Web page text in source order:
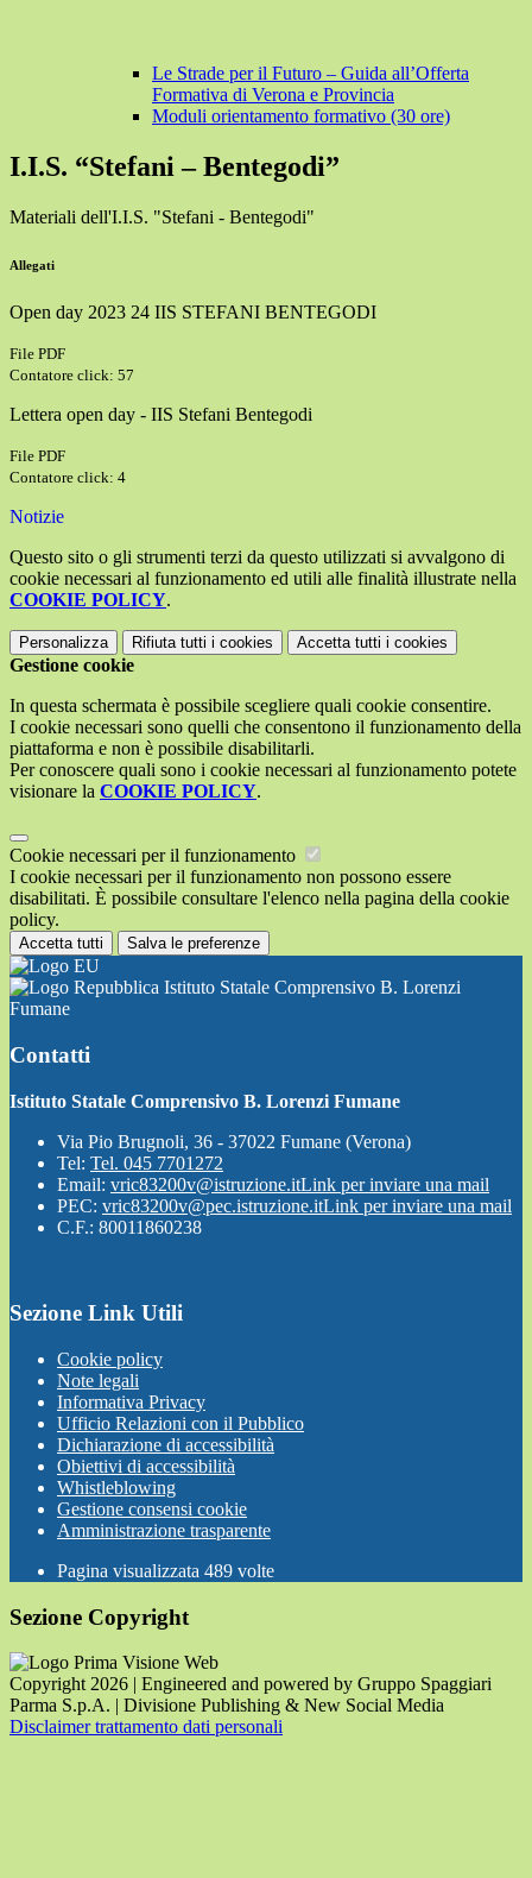
Le Strade per il Futuro – Guida all’Offerta
Formativa di Verona e Provincia
Moduli orientamento formativo (30 ore)
I.I.S. “Stefani – Bentegodi”
Materiali dell'I.I.S. "Stefani - Bentegodi"
Allegati
Open day 2023 24 IIS STEFANI BENTEGODI
File PDF
Contatore click: 57
Lettera open day - IIS Stefani Bentegodi
File PDF
Contatore click: 4
Notizie
Questo sito o gli strumenti terzi da questo utilizzati si avvalgono di
cookie necessari al funzionamento ed utili alle finalità illustrate nella
COOKIE POLICY.
Personalizza Rifiuta tutti i cookies Accetta tutti i cookies
Gestione cookie
In questa schermata è possibile scegliere quali cookie consentire.
I cookie necessari sono quelli che consentono il funzionamento della
piattaforma e non è possibile disabilitarli.
Per conoscere quali sono i cookie necessari al funzionamento potete
visionare la COOKIE POLICY.
Cookie necessari per il funzionamento
I cookie necessari per il funzionamento non possono essere
disabilitati. È possibile consultare l'elenco nella pagina della cookie
policy.
Accetta tutti Salva le preferenze
Istituto Statale Comprensivo B. Lorenzi
Fumane
Contatti
Istituto Statale Comprensivo B. Lorenzi Fumane
Via Pio Brugnoli, 36 - 37022 Fumane (Verona)
Tel: Tel. 045 7701272
Email: vric83200v@istruzione.itLink per inviare una mail
PEC: vric83200v@pec.istruzione.itLink per inviare una mail
C.F.: 80011860238
Sezione Link Utili
Cookie policy
Note legali
Informativa Privacy
Ufficio Relazioni con il Pubblico
Dichiarazione di accessibilità
Obiettivi di accessibilità
Whistleblowing
Gestione consensi cookie
Amministrazione trasparente
Pagina visualizzata 489 volte
Sezione Copyright
Copyright 2026 | Engineered and powered by Gruppo Spaggiari
Parma S.p.A. | Divisione Publishing & New Social Media
Disclaimer trattamento dati personali